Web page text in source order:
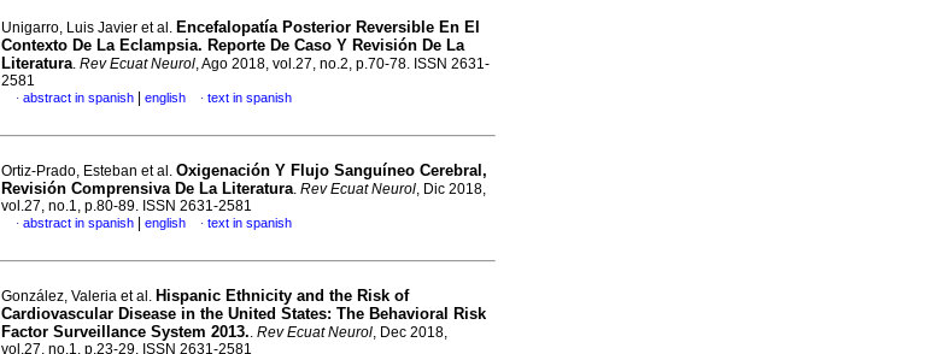
Unigarro, Luis Javier et al. Encefalopatía Posterior Reversible En El
Contexto De La Eclampsia. Reporte De Caso Y Revisión De La
Literatura. Rev Ecuat Neurol, Ago 2018, vol.27, no.2, p.70-78. ISSN 2631-
2581
· abstract in spanish english · text in spanish
Ortiz-Prado, Esteban et al. Oxigenación Y Flujo Sanguíneo Cerebral,
Revisión Comprensiva De La Literatura. Rev Ecuat Neurol, Dic 2018,
vol.27, no.1, p.80-89. ISSN 2631-2581
· abstract in spanish english · text in spanish
González, Valeria et al. Hispanic Ethnicity and the Risk of
Cardiovascular Disease in the United States: The Behavioral Risk
Factor Surveillance System 2013.. Rev Ecuat Neurol, Dec 2018,
vol.27, no.1, p.23-29. ISSN 2631-2581